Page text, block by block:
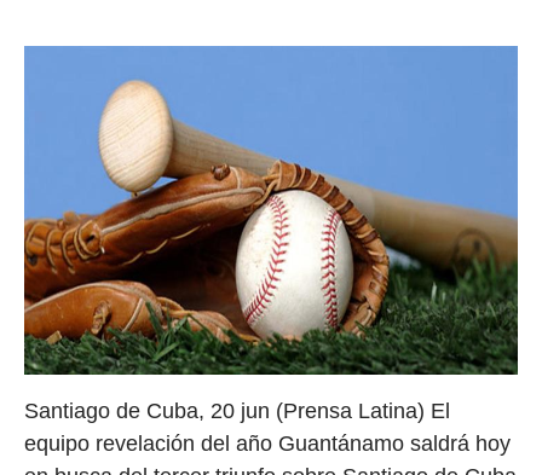
Santiago de Cuba, 20 jun (Prensa Latina) El
equipo revelación del año Guantánamo saldrá hoy